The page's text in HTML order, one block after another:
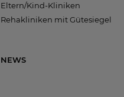
Eltern/Kind-Kliniken
Rehakliniken mit Gütesiegel
NEWS